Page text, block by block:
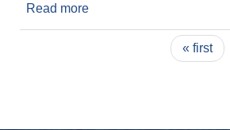
Read more
« first